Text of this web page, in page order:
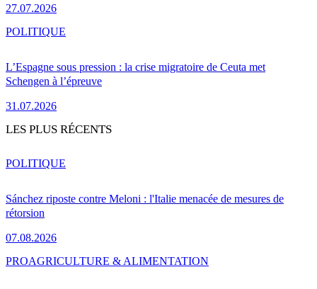
27.07.2026
L’Espagne sous pression : la crise migratoire de Ceuta met
Schengen à l’épreuve
31.07.2026
POLITIQUE
LES PLUS RÉCENTS
Sánchez riposte contre Meloni : l'Italie menacée de mesures de
rétorsion
07.08.2026
POLITIQUE
PROAGRICULTURE & ALIMENTATION